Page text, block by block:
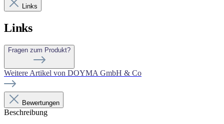
Links
Links
Fragen zum Produkt?
Weitere Artikel von DOYMA GmbH & Co
Bewertungen
Beschreibung